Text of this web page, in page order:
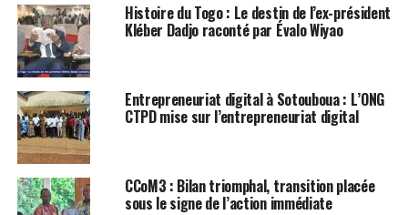
Histoire du Togo : Le destin de l’ex-président
Kléber Dadjo raconté par Évalo Wiyao
Entrepreneuriat digital à Sotouboua : L’ONG
CTPD mise sur l’entrepreneuriat digital
CCoM3 : Bilan triomphal, transition placée
sous le signe de l’action immédiate